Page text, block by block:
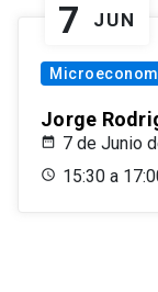
7 JUN
Jorge
7 de Junio
15:30 a